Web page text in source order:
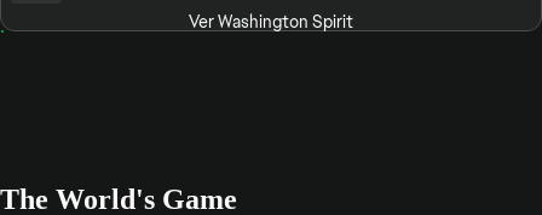
Ver Washington Spirit